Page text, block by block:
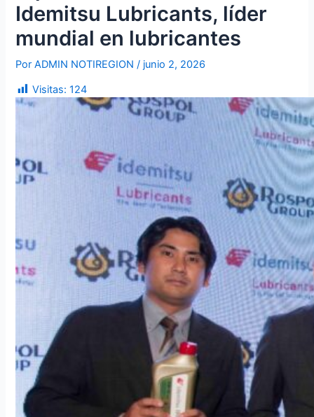
Idemitsu Lubricants, líder
mundial en lubricantes
PorADMIN NOTIREGION/ junio 2, 2026
Visitas: 124